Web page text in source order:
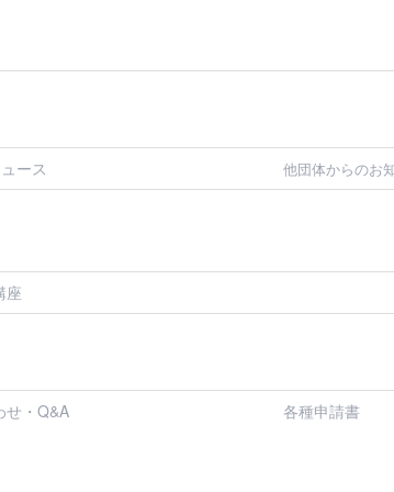
ース 他団体からのお
座
せ・Q&A 各種申請書